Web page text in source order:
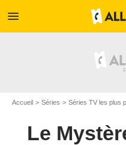
menu
Accueil Séries Séries TV les plus
Le